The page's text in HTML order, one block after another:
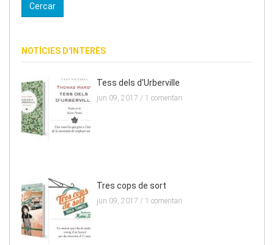
NOTÍCIES D'INTERÈS
Tess dels d'Urberville
jun 09, 2017 / 1 comentari
Tres cops de sort
jun 09, 2017 / 1 comentari